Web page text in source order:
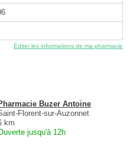
Éditer les informations de ma pharmacie
Buzer Antoine
Florent-sur-Auzonnet
km
jusqu'à 12h